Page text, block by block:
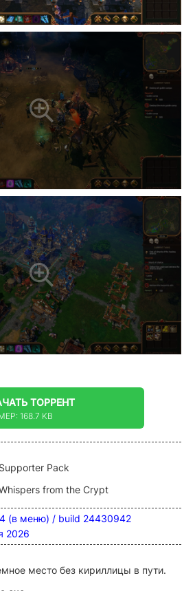
ТОРРЕНТ
168.7 KB
Pack
from the Crypt
(в меню) / build 24430942
2026
место без кириллицы в пути.